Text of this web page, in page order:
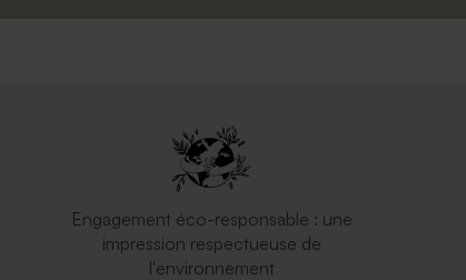
Carte 100% personnalisée rectangle
chevalet effet mat
Engagement éco-responsable : une
impression respectueuse de
l'environnement